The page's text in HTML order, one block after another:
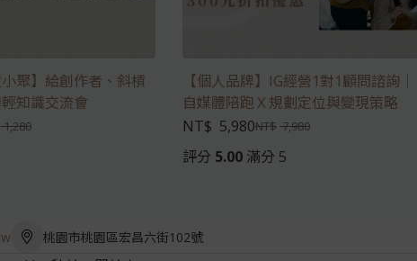
小聚】給創作者、斜槓
知識交流會
1,280
【個人品牌】IG經營1對1顧問諮詢｜
自媒體陪跑Ｘ規劃定位與變現策略
NT$7,980
NT$ 5,980
評分 5.00 滿分 5
桃園市桃園區宏昌六街102號